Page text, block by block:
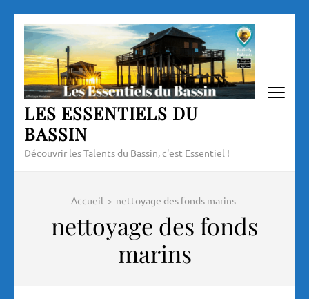
Aller
contenu
(Pressez
Entrée)
LES ESSENTIELS DU
BASSIN
Découvrir les Talents du Bassin, c'est Essentiel !
Accueil > nettoyage des fonds marins
nettoyage des fonds
marins